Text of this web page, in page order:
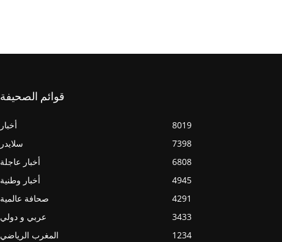
قوائم الصحيفة
أخبار
8019
سلايدر
7398
أخبار عاجلة
6808
أخبار وطنية
4945
صحافة عالمية
4291
عربي و دولي
3433
المغرب الرياضي
1234